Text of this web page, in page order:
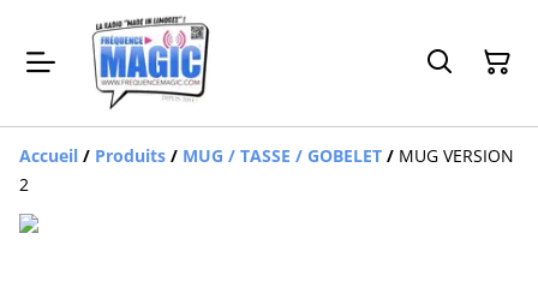
Accueil / Produits / MUG / TASSE / GOBELET / MUG VERSION
2